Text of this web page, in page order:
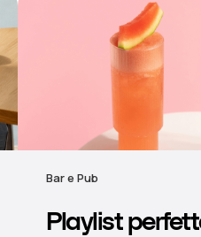
Ristoranti
La colonna